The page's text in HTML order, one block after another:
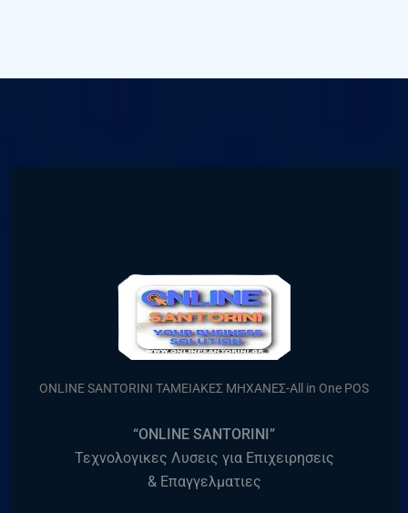
ONLINE SANTORINI ΤΑΜΕΙΑΚΕΣ ΜΗΧΑΝΕΣ-All in One POS
“ONLINE SANTORINI”
Τεχνολογικες Λυσεις για Επιχειρησεις
& Επαγγελματιες